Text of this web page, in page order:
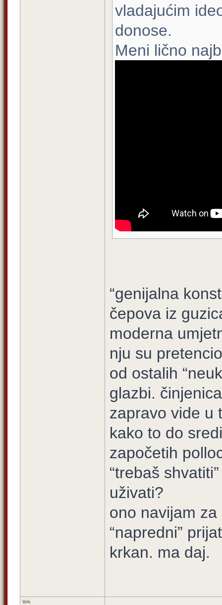
vladajućim
donose.
Meni lično
“genijalna
čepova iz
moderna
nju su
od ostalih
glazbi.
zapravo vide u
kako to do
započetih
“trebaš
uživati?
ono navijam
“napredni”
krkan. ma daj.
Vrh